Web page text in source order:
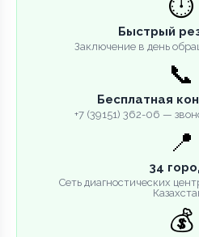
Быстрый
Заключение в день
📞
Бесплатная
+7 (39151) 362-06 —
📍
34
Сеть диагностических
💰